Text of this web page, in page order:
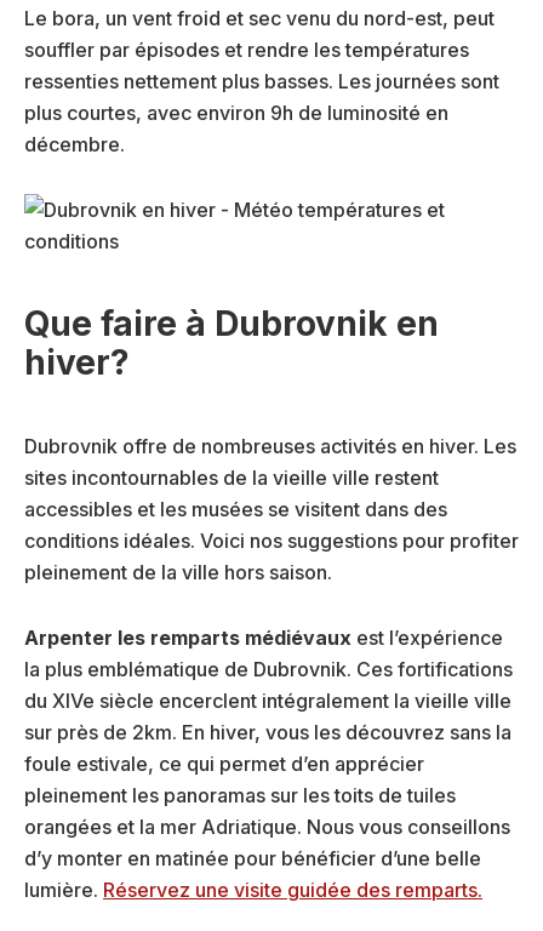
Le bora, un vent froid et sec venu du nord-est, peut
souffler par épisodes et rendre les températures
ressenties nettement plus basses. Les journées sont
plus courtes, avec environ 9h de luminosité en
décembre.
Que faire à Dubrovnik en
hiver?
Dubrovnik offre de nombreuses activités en hiver. Les
sites incontournables de la vieille ville restent
accessibles et les musées se visitent dans des
conditions idéales. Voici nos suggestions pour profiter
pleinement de la ville hors saison.
Arpenter les remparts médiévaux est l’expérience
la plus emblématique de Dubrovnik. Ces fortifications
du XIVe siècle encerclent intégralement la vieille ville
sur près de 2km. En hiver, vous les découvrez sans la
foule estivale, ce qui permet d’en apprécier
pleinement les panoramas sur les toits de tuiles
orangées et la mer Adriatique. Nous vous conseillons
d’y monter en matinée pour bénéficier d’une belle
lumière. Réservez une visite guidée des remparts.